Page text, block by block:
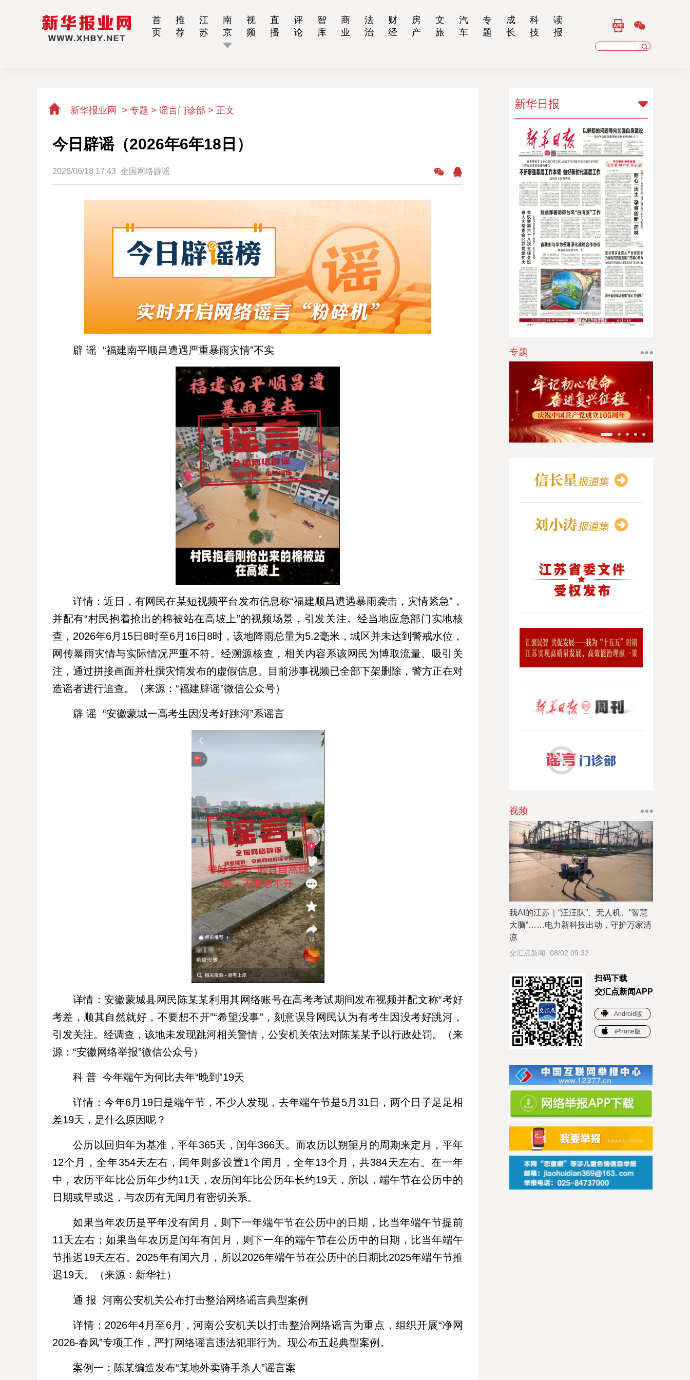
首
页
推
荐
江
苏
南
京
视
频
直
播
评
论
智
库
商
业
法
治
财
经
房
产
文
旅
汽
车
专
题
成
长
科
技
读
报
新华报业网 > 专题 > 谣言门诊部 > 正文
今日辟谣（2026年6年18日）
2026/06/18 17:43 全国网络辟谣
辟 谣 “福建南平顺昌遭遇严重暴雨灾情”不实
详情：近日，有网民在某短视频平台发布信息称“福建顺昌遭遇暴雨袭击，灾情紧急”，
并配有“村民抱着抢出的棉被站在高坡上”的视频场景，引发关注。经当地应急部门实地核
查，2026年6月15日8时至6月16日8时，该地降雨总量为5.2毫米，城区并未达到警戒水位，
网传暴雨灾情与实际情况严重不符。经溯源核查，相关内容系该网民为博取流量、吸引关
注，通过拼接画面并杜撰灾情发布的虚假信息。目前涉事视频已全部下架删除，警方正在对
造谣者进行追查。（来源：“福建辟谣”微信公众号）
辟 谣 “安徽蒙城一高考生因没考好跳河”系谣言
详情：安徽蒙城县网民陈某某利用其网络账号在高考考试期间发布视频并配文称“考好
考差，顺其自然就好，不要想不开”“希望没事”，刻意误导网民认为有考生因没考好跳河，
引发关注。经调查，该地未发现跳河相关警情，公安机关依法对陈某某予以行政处罚。（来
源：“安徽网络举报”微信公众号）
科 普 今年端午为何比去年“晚到”19天
详情：今年6月19日是端午节，不少人发现，去年端午节是5月31日，两个日子足足相
差19天，是什么原因呢？
公历以回归年为基准，平年365天，闰年366天。而农历以朔望月的周期来定月，平年
12个月，全年354天左右，闰年则多设置1个闰月，全年13个月，共384天左右。在一年
中，农历平年比公历年少约11天，农历闰年比公历年长约19天，所以，端午节在公历中的
日期或早或迟，与农历有无闰月有密切关系。
如果当年农历是平年没有闰月，则下一年端午节在公历中的日期，比当年端午节提前
11天左右；如果当年农历是闰年有闰月，则下一年的端午节在公历中的日期，比当年端午
节推迟19天左右。2025年有闰六月，所以2026年端午节在公历中的日期比2025年端午节推
迟19天。（来源：新华社）
通 报 河南公安机关公布打击整治网络谣言典型案例
详情：2026年4月至6月，河南公安机关以打击整治网络谣言为重点，组织开展“净网
2026-春风”专项工作，严打网络谣言违法犯罪行为。现公布五起典型案例。
案例一：陈某编造发布“某地外卖骑手杀人”谣言案
新华日报
新华日报
扬子晚报
乡村干部报
南京晨报
江苏经济报
江苏法治报
江南时报
新苏商
扬子体育报
银潮
华人时刊
专题
视频
我AI的江苏｜“汪汪队”、无人机、“智慧
大脑”……电力新科技出动，守护万家清
凉
交汇点新闻 08/02 09:32
扫码下载
交汇点新闻APP
Android版
iPhone版